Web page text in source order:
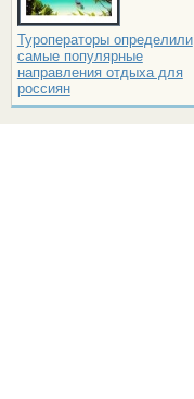
Туроператоры определили
самые популярные
направления отдыха для
россиян